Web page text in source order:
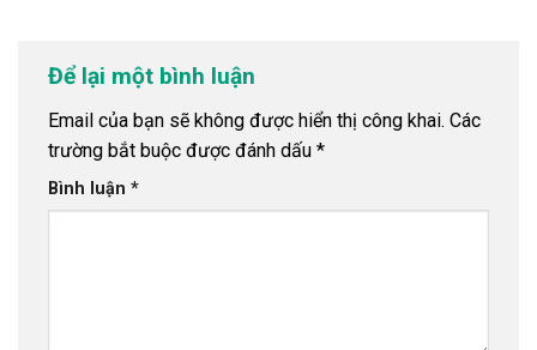
Để lại một bình luận
Email của bạn sẽ không được hiển thị công khai. Các
trường bắt buộc được đánh dấu *
Bình luận *